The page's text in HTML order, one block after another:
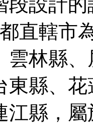
直轄市
雲林縣
東縣、
江縣，屬